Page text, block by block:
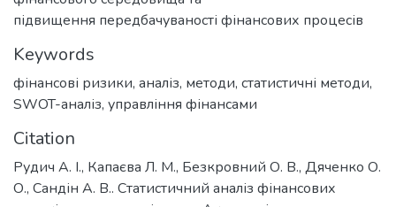
підвищення передбачуваності фінансових процесів
Keywords
фінансові ризики, аналіз, методи, статистичні методи,
SWOT-аналіз, управління фінансами
Citation
Рудич А. І., Капаєва Л. М., Безкровний О. В., Дяченко О.
О., Сандін А. В.. Статистичний аналіз фінансових